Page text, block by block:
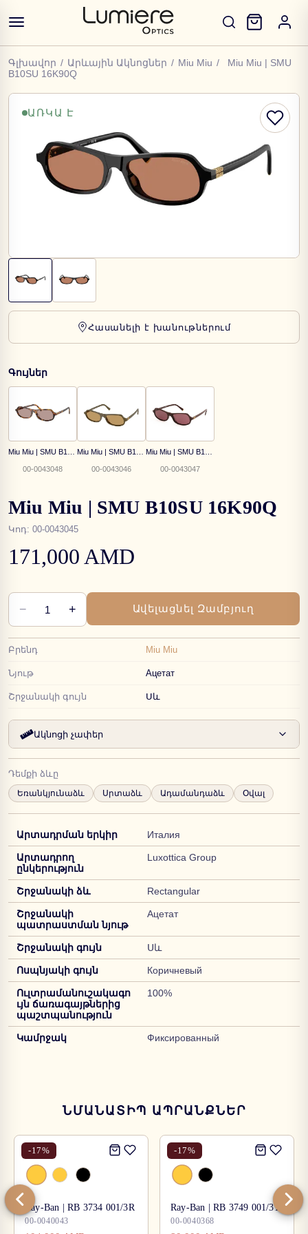
Գլխավոր / Արևային Ակնոցներ / Miu Miu /
Miu Miu | SMU
B10SU 16K90Q
ԱՌԿԱ Է
Հասանելի է խանութներում
Գույներ
00-0043048 00-0043046 00-0043047
Miu Miu | SMU B10SU 16K90Q
Կոդ: 00-0043045
171,000 AMD
− 1 + Ավելացնել Զամբյուղ
Բրենդ Miu Miu
Նյութ Ацетат
Շրջանակի գույն Սև
Ակնոցի չափեր
Դեմքի ձևը
Եռանկյունաձև Սրտաձև Ադամանդաձև Օվալ
Արտադրման երկիր Италия
Արտադրող
ընկերություն
Luxottica Group
Շրջանակի ձև Rectangular
Շրջանակի
պատրաստման նյութ
Ацетат
Շրջանակի գույն Սև
Ոսպնյակի գույն Коричневый
Ուլտրամանուշակագո
ւյն ճառագայթներից
պաշտպանություն
100%
Կամրջակ Фиксированный
ՆՄԱՆԱՏԻՊ ԱՊՐԱՆՔՆԵՐ
-17%
Ray-Ban | RB 3734 001/3R
00-0040043
-17%
Ray-Ban | RB 3749 001/31
00-0040368